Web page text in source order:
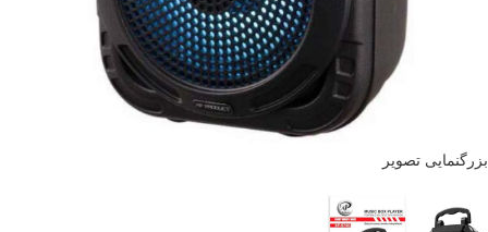
بزرگنمایی تصویر